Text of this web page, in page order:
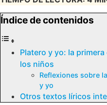
Índice de contenidos
Platero y yo: la
los niños
Reflexiones sobre
y yo
Otros textos líricos